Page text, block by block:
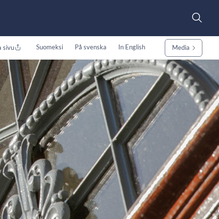
sivu Suomeksi På svenska In English Media